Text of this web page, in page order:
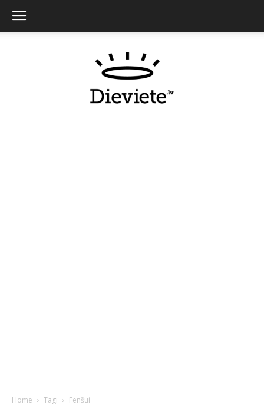
Home Tagi Fenšui